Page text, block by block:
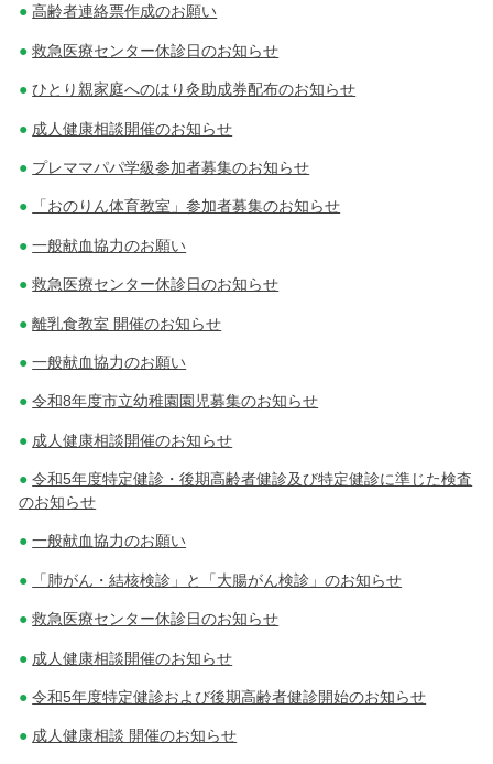
高齢者連絡票作成のお願い
救急医療センター休診日のお知らせ
ひとり親家庭へのはり灸助成券配布のお知らせ
成人健康相談開催のお知らせ
プレママパパ学級参加者募集のお知らせ
「おのりん体育教室」参加者募集のお知らせ
一般献血協力のお願い
救急医療センター休診日のお知らせ
離乳食教室 開催のお知らせ
一般献血協力のお願い
令和8年度市立幼稚園園児募集のお知らせ
成人健康相談開催のお知らせ
令和5年度特定健診・後期高齢者健診及び特定健診に準じた検査
のお知らせ
一般献血協力のお願い
「肺がん・結核検診」と「大腸がん検診」のお知らせ
救急医療センター休診日のお知らせ
成人健康相談開催のお知らせ
令和5年度特定健診および後期高齢者健診開始のお知らせ
成人健康相談 開催のお知らせ